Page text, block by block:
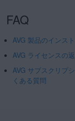
FAQ
AVG 製品のインス
AVG ライセンスの
AVG サブスクリプ
くある質問